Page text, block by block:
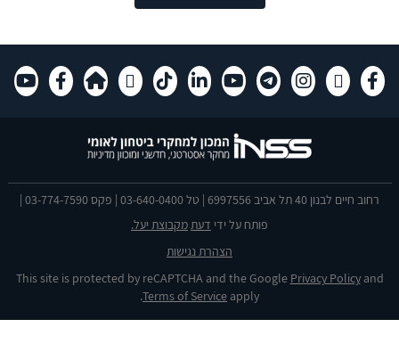
רחוב חיים לבנון 40 תל אביב 6997556 | טל 03-640-0400 | פקס 03-774-7590 |
פותח על ידי דעת מקבוצת יעל.
הצהרת נגישות
This site is protected by reCAPTCHA and the Google Privacy Policyand
Terms of Service apply.